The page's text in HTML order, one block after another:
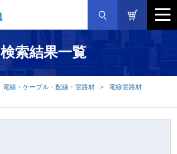
検索結果一覧
電線・ケーブル・配線・管路材
電線管路材